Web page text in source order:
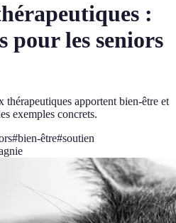
:
pour les seniors
apportent bien-être et
exemples concrets.
#bien-être#soutien